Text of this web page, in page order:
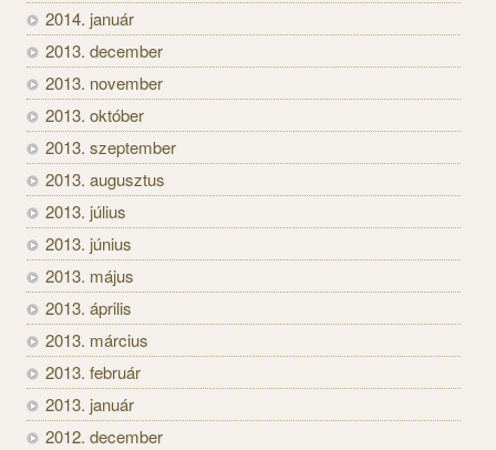
2014. január
2013. december
2013. november
2013. október
2013. szeptember
2013. augusztus
2013. július
2013. június
2013. május
2013. április
2013. március
2013. február
2013. január
2012. december